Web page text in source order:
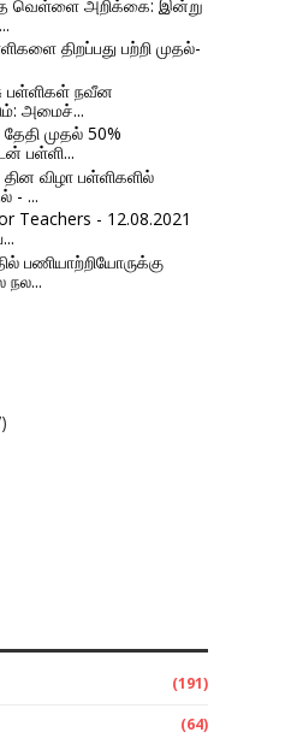
வெள்ளை அறிக்கை: இன்று
திறப்பது பற்றி முதல்-
பள்ளிகள் நவீன
அமைச்...
முதல் 50%
பள்ளி...
தின விழா பள்ளிகளில்
- ...
Teachers - 12.08.2021
பணியாற்றியோருக்கு
நல...
(191)
(64)